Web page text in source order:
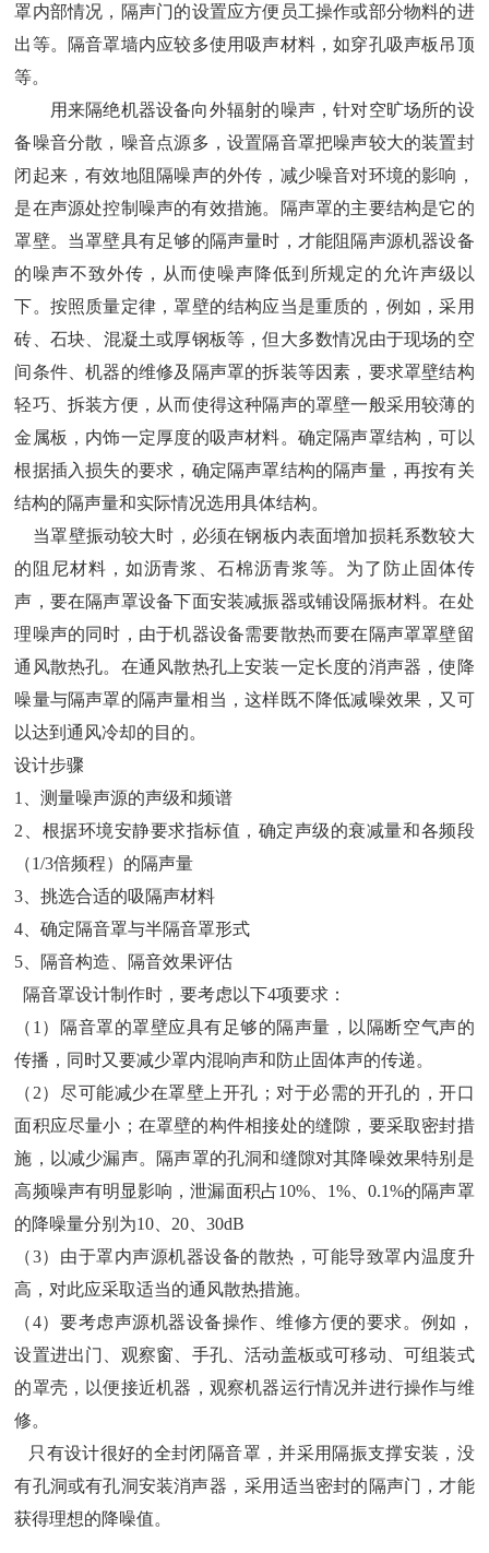
罩内部情况 ， 隔声门的设置应方便员工操作或部分物料的进
出等。 隔音罩墙内应较多使用吸声材料，如穿孔吸声板吊顶
等。
用来隔绝机器设备向外辐射的噪声，针对空旷场所的设
备噪音分散 ， 噪音点源多 ， 设置隔音罩把噪声较大的装置封
闭起来 ，有效地阻隔噪声的外传 ， 减少噪音对环境的影响 ，
是在声源处控制噪声的有效措施。
隔声罩的主要结构是它的
罩壁。 当罩壁具有足够的隔声量时 ， 才能阻隔声源机器设备
的噪声不致外传 ， 从而使噪声降低到所规定的允许声级以
下。 按照质量定律 ，罩壁的结构应当是重质的 ， 例如 ，采用
砖
石块 混凝土或厚钢板等 ，但大多数情况由于现场的空
间条件 、机器的维修及隔声罩的拆装等因素 ， 要求罩壁结构
轻巧 、拆装方便 ， 从而使得这种隔声的罩壁一般采用较薄的
金属板 ， 内饰一定厚度的吸声材料。 确定隔声罩结构 ，可以
根据插入损失的要求 ， 确定隔声罩结构的隔声量， 再按有关
结构的隔声量和实际情况选用具体结构。
当罩壁振动较大时 ， 必须在钢板内表面增加损耗系数较大
的阻尼材料 ， 如沥青浆 、石棉沥青浆等。 为了防止固体传
声 ， 要在隔声罩设备下面安装减振器或铺设隔振材料。在处
理噪声的同时 ， 由于机器设备需要散热而要在隔声罩罩壁留
通风散热孔。 在通风散热孔上安装一定长度的消声器 ，使降
噪量与隔声罩的隔声量相当 ，这样既不降低减噪效果 ， 又可
以达到通风冷却的目的。
设计步骤
1、测量噪声源的声级和频谱
2、 根据环境安静要求指标值 ， 确定声级的衰减量和各频段
（1/3倍频程） 的隔声量
3、挑选合适的吸隔声材料
4、确定隔音罩与半隔音罩形式
5、 隔音构造
隔音效果评估
隔音罩设计制作时 ，要考虑以下4项要求 ：
（1）
隔音罩的罩壁应具有足够的隔声量 ， 以隔断空气声的
传播 ， 同时又要减少罩内混响声和防止固体声的传递。
（2）尽可能减少在罩壁上开孔 ； 对于必需的开孔的 ，开口
面积应尽量小 ； 在罩壁的构件相接处的缝隙 ， 要采取密封措
施 ， 以减少漏声。
隔声罩的孔洞和缝隙对其降噪效果特别是
高频噪声有明显影响 ，泄漏面积占10%、1%、0.1%的隔声罩
的降噪量分别为10、20、30dB
（3） 由于罩内声源机器设备的散热 ，可能导致罩内温度升
高 ， 对此应采取适当的通风散热措施。
（4）要考虑声源机器设备操作 、维修方便的要求。 例如 ，
设置进出门
观察窗 手孔、活动盖板或可移动 、可组装式
的罩壳 ， 以便接近机器 ， 观察机器运行情况并进行操作与维
修。
只有设计很好的全封闭隔音罩，并采用隔振支撑安装 ， 没
有孔洞或有孔洞安装消声器 ，采用适当密封的隔声门 ， 才能
获得理想的降噪值。